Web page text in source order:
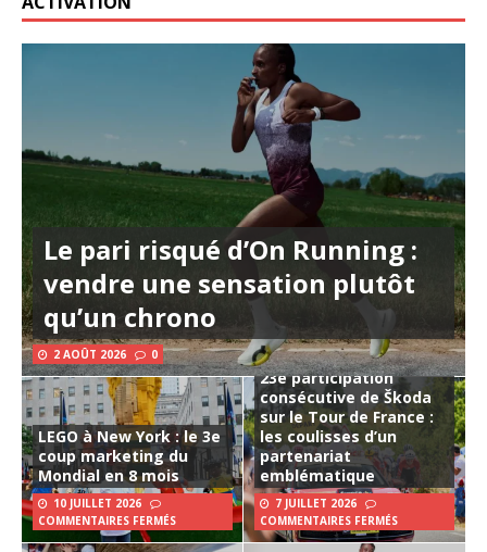
Le pari risqué d’On Running :
vendre une sensation plutôt
qu’un chrono
2 AOÛT 2026 0
LEGO à New York : le 3e
coup marketing du
Mondial en 8 mois
10 JUILLET 2026
COMMENTAIRES FERMÉS
23e participation
consécutive de Škoda
sur le Tour de France :
les coulisses d’un
partenariat
emblématique
7 JUILLET 2026
COMMENTAIRES FERMÉS